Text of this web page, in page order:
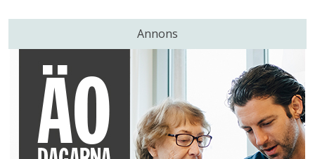
Annons